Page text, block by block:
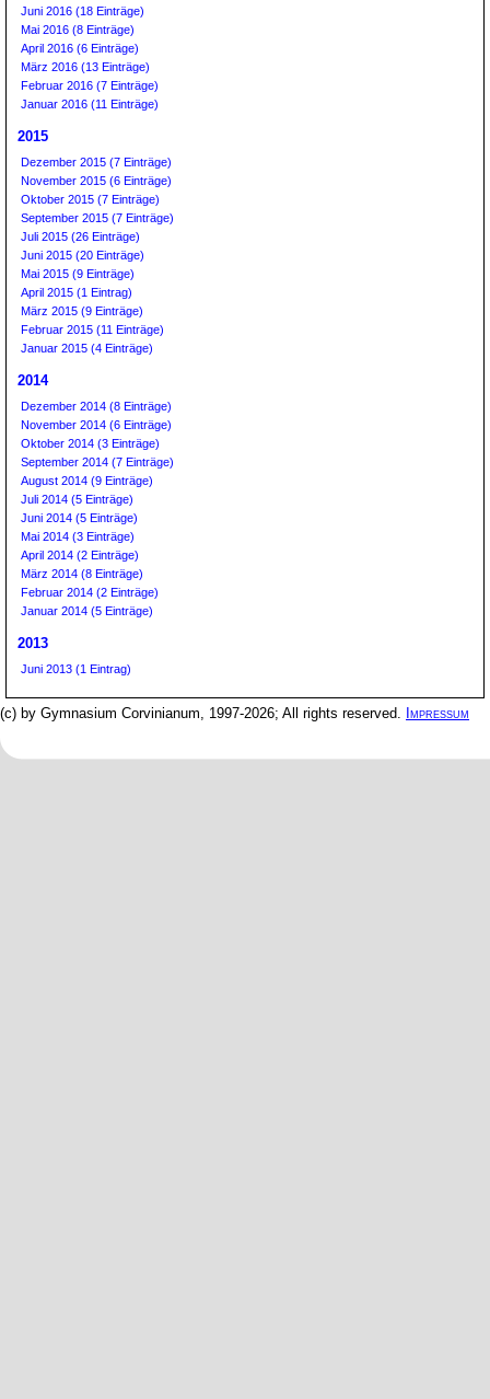
Juni 2016 (18 Einträge)
Mai 2016 (8 Einträge)
April 2016 (6 Einträge)
März 2016 (13 Einträge)
Februar 2016 (7 Einträge)
Januar 2016 (11 Einträge)
2015
Dezember 2015 (7 Einträge)
November 2015 (6 Einträge)
Oktober 2015 (7 Einträge)
September 2015 (7 Einträge)
Juli 2015 (26 Einträge)
Juni 2015 (20 Einträge)
Mai 2015 (9 Einträge)
April 2015 (1 Eintrag)
März 2015 (9 Einträge)
Februar 2015 (11 Einträge)
Januar 2015 (4 Einträge)
2014
Dezember 2014 (8 Einträge)
November 2014 (6 Einträge)
Oktober 2014 (3 Einträge)
September 2014 (7 Einträge)
August 2014 (9 Einträge)
Juli 2014 (5 Einträge)
Juni 2014 (5 Einträge)
Mai 2014 (3 Einträge)
April 2014 (2 Einträge)
März 2014 (8 Einträge)
Februar 2014 (2 Einträge)
Januar 2014 (5 Einträge)
2013
Juni 2013 (1 Eintrag)
(c) by Gymnasium Corvinianum, 1997-2026; All rights reserved. Impressum